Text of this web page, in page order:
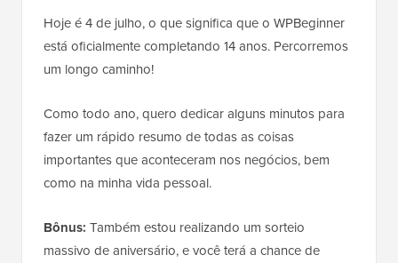
Hoje é 4 de julho, o que significa que o WPBeginner
está oficialmente completando 14 anos. Percorremos
um longo caminho!
Como todo ano, quero dedicar alguns minutos para
fazer um rápido resumo de todas as coisas
importantes que aconteceram nos negócios, bem
como na minha vida pessoal.
Bônus: Também estou realizando um sorteio
massivo de aniversário, e você terá a chance de